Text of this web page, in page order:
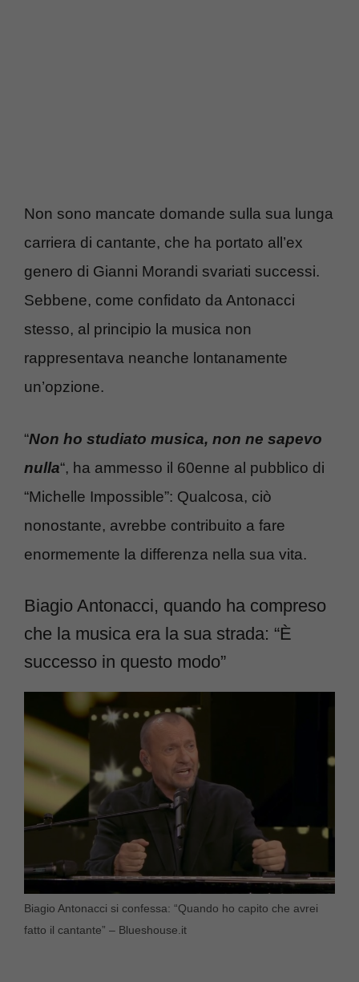
Non sono mancate domande sulla sua lunga
carriera di cantante, che ha portato all’ex
genero di Gianni Morandi svariati successi.
Sebbene, come confidato da Antonacci
stesso, al principio la musica non
rappresentava neanche lontanamente
un’opzione.
“Non ho studiato musica, non ne sapevo
nulla“, ha ammesso il 60enne al pubblico di
“Michelle Impossible”: Qualcosa, ciò
nonostante, avrebbe contribuito a fare
enormemente la differenza nella sua vita.
Biagio Antonacci, quando ha compreso
che la musica era la sua strada: “È
successo in questo modo”
Biagio Antonacci si confessa: “Quando ho capito che avrei
fatto il cantante” – Blueshouse.it